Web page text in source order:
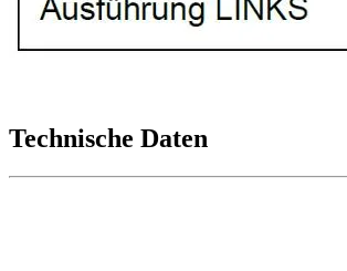
Technische Daten